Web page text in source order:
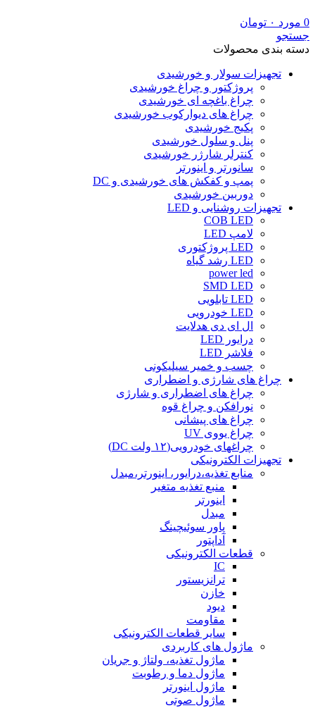
0 مورد ۰ تومان
جستجو
دسته بندی محصولات
تجهیزات سولار و خورشیدی
پروژکتور و چراغ خورشیدی
چراغ باغچه ای خورشیدی
چراغ های دیوارکوب خورشیدی
پکیج خورشیدی
پنل و سلول خورشیدی
کنترلر شارژر خورشیدی
سانورتر و اینورتر
پمپ و کفکش های خورشیدی و DC
دوربین خورشیدی
تجهیزات روشنایی و LED
COB LED
لامپ LED
LED پروژکتوری
LED رشد گیاه
power led
SMD LED
LED تابلویی
LED خودرویی
ال ای دی هدلایت
درایور LED
فلاشر LED
چسب و خمیر سیلیکونی
چراغ های شارژی و اضطراری
چراغ های اضطراری و شارژی
نورافکن و چراغ قوه
چراغ های پیشانی
چراغ یووی UV
چراغهای خودرویی(۱۲ ولت DC)
تجهیزات الکترونیکی
منابع تغذیه،درایور، اینورتر،مبدل
منبع تغذیه متغیر
اینورتر
مبدل
پاور سوئیچینگ
آداپتور
قطعات الکترونیکی
IC
ترانزیستور
خازن
دیود
مقاومت
سایر قطعات الکترونیکی
ماژول های کاربردی
ماژول تغذیه، ولتاژ و جریان
ماژول دما و رطوبت
ماژول اینورتر
ماژول صوتی